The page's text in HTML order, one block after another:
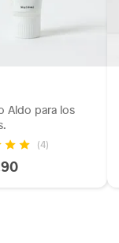
Aldo para los
(4)